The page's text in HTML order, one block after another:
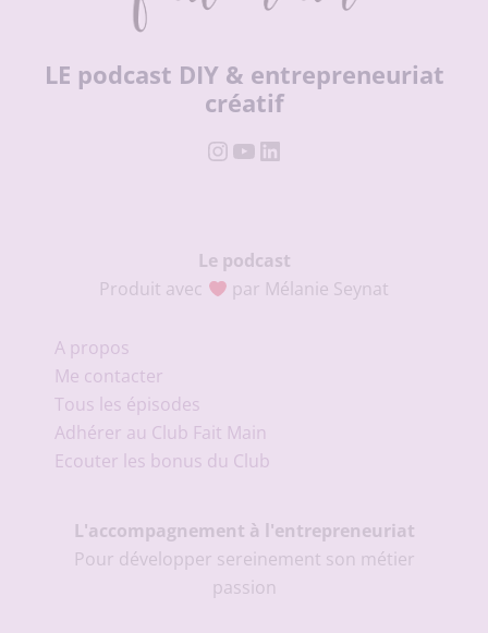
LE podcast DIY & entrepreneuriat
créatif
Instagram
YouTube
LinkedIn
Le podcast
Produit avec
par Mélanie Seynat
A propos
Me contacter
Tous les épisodes
Adhérer au Club Fait Main
Ecouter les bonus du Club
L'accompagnement à l'entrepreneuriat
Pour développer sereinement son métier
passion